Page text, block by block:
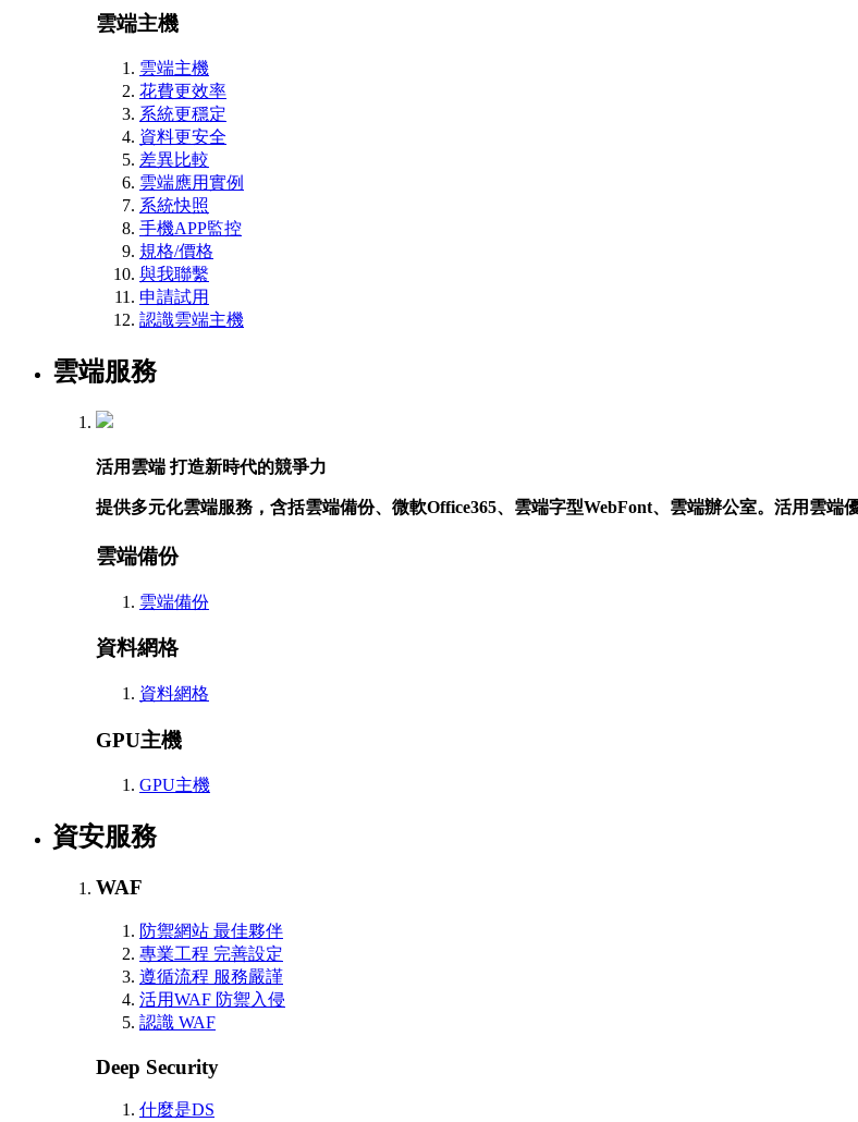
雲端主機
雲端主機
花費更效率
系統更穩定
資料更安全
差異比較
雲端應用實例
系統快照
手機APP監控
規格/價格
與我聯繫
申請試用
認識雲端主機
雲端服務
活用雲端 打造新時代的競爭力
提供多元化雲端服務，含括雲端備份、微軟Office365、雲端字型WebFont、雲端辦公室。活用雲
雲端備份
雲端備份
資料網格
資料網格
GPU主機
GPU主機
資安服務
WAF
防禦網站 最佳夥伴
專業工程 完善設定
遵循流程 服務嚴謹
活用WAF 防禦入侵
認識 WAF
Deep Security
什麼是DS